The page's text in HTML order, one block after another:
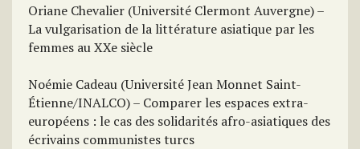
Oriane Chevalier (Université Clermont Auvergne) –
La vulgarisation de la littérature asiatique par les
femmes au XXe siècle
Noémie Cadeau (Université Jean Monnet Saint-
Étienne/INALCO) – Comparer les espaces extra-
européens : le cas des solidarités afro-asiatiques des
écrivains communistes turcs